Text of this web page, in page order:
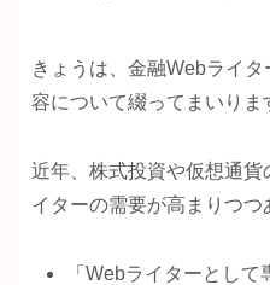
きょうは、金融Webライ
容について綴ってまいりま
近年、株式投資や仮想通
イターの需要が高まりつつ
「Webライターとして